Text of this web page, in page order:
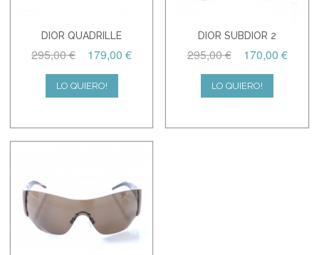
DIOR QUADRILLE
295,00 € 179,00 €
LO QUIERO!
DIOR SUBDIOR 2
295,00 € 170,00 €
LO QUIERO!